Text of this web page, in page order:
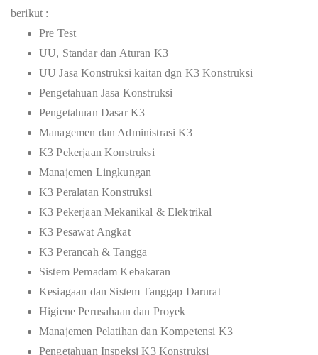
berikut :
Pre Test
UU, Standar dan Aturan K3
UU Jasa Konstruksi kaitan dgn K3 Konstruksi
Pengetahuan Jasa Konstruksi
Pengetahuan Dasar K3
Managemen dan Administrasi K3
K3 Pekerjaan Konstruksi
Manajemen Lingkungan
K3 Peralatan Konstruksi
K3 Pekerjaan Mekanikal & Elektrikal
K3 Pesawat Angkat
K3 Perancah & Tangga
Sistem Pemadam Kebakaran
Kesiagaan dan Sistem Tanggap Darurat
Higiene Perusahaan dan Proyek
Manajemen Pelatihan dan Kompetensi K3
Pengetahuan Inspeksi K3 Konstruksi